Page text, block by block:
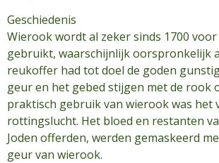
Geschiedenis
Wierook wordt al zeker sinds 1700
gebruikt, waarschijnlijk oorspronkelijk
reukoffer had tot doel de goden
geur en het gebed stijgen met de rook
praktisch gebruik van wierook was het
rottingslucht. Het bloed en restanten
Joden offerden, werden gemaskeerd
geur van wierook.